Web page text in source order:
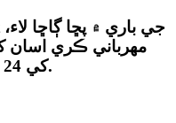
مهرباني ڪري اسان
کي 24 ڪلاڪن اندر رابطي ۾ ٿي ويندي.